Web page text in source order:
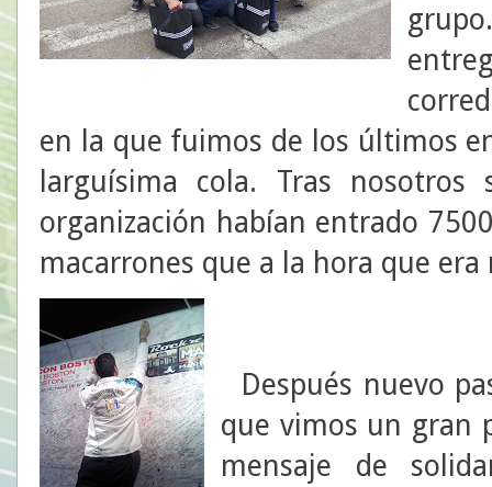
en la que fuimos de los últimos
larguísima cola. Tras
organización habían entrado
macarrones que a la hora que
Después nuevo
que vimos un gran
mensaje de